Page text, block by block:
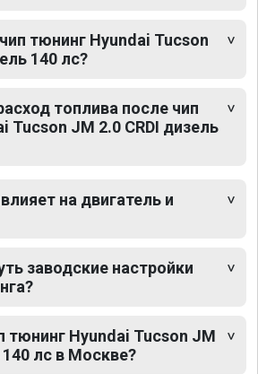
тюнинг Hyundai Tucson
140 лс?
топлива после чип
Tucson JM 2.0 CRDI дизель
на двигатель и
заводские настройки
тюнинг Hyundai Tucson JM
140 лс в Москве?